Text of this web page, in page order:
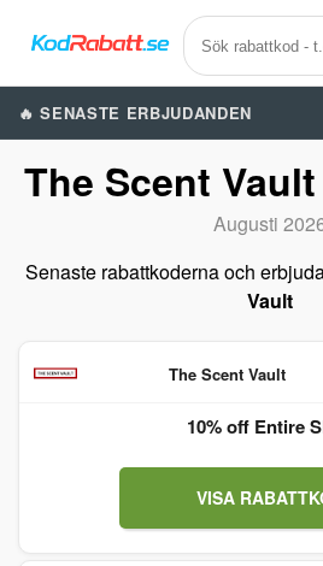
🔥 SENASTE ERBJUDANDEN
The Scent
Augusti
Senaste rabattkoderna och
Vault
The Scent Vault
10% off Entire
VISA